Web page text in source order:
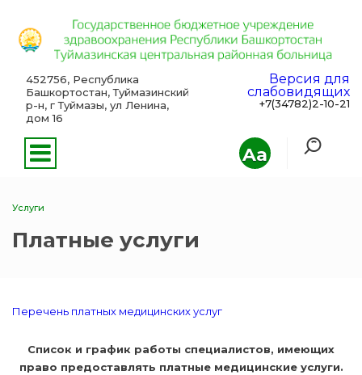
Aa
452756, Республика
Башкортостан, Туймазинский
р-н, г Туймазы, ул Ленина,
дом 16
Версия для
слабовидящих
+7(34782)2-10-21
Услуги
Платные услуги
Перечень платных медицинских услуг
Список и график работы специалистов, имеющих
право предоставлять платные медицинские услуги.